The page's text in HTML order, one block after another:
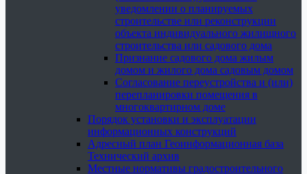
уведомлении о планируемых
строительстве или реконструкции
объекта индивидуального жилищного
строительства или садового дома
Признание садового дома жилым
домом и жилого дома садовым домом
Согласование переустройства и (или)
перепланировки помещения в
многоквартирном доме
Порядок установки и эксплуатации
информационных конструкций
Адресный план Геоинформационная база
Технический архив
Местные нормативы градостроительного